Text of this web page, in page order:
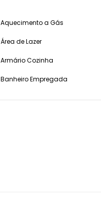
Aquecimento a Gás
Área de Lazer
Armário Cozinha
Banheiro Empregada